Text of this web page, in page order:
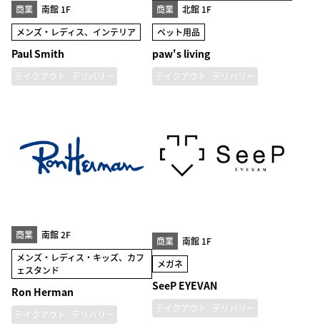
商業
南館 1F
メンズ・レディス、インテリア
Paul Smith
テイクアウト デリバリー
商業
北館 1F
ペット用品
paw's living
テイクアウト デリバリー
商業
南館 2F
メンズ・レディス・キッズ、カフ
ェスタンド
Ron Herman
テイクアウト デリバリー
商業
南館 1F
メガネ
SeeP EYEVAN
テイクアウト デリバリー